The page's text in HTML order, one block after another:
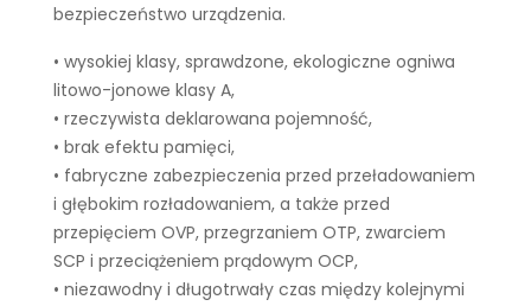
bezpieczeństwo urządzenia.
• wysokiej klasy, sprawdzone, ekologiczne ogniwa
litowo-jonowe klasy A,
• rzeczywista deklarowana pojemność,
• brak efektu pamięci,
• fabryczne zabezpieczenia przed przeładowaniem
i głębokim rozładowaniem, a także przed
przepięciem OVP, przegrzaniem OTP, zwarciem
SCP i przeciążeniem prądowym OCP,
• niezawodny i długotrwały czas między kolejnymi